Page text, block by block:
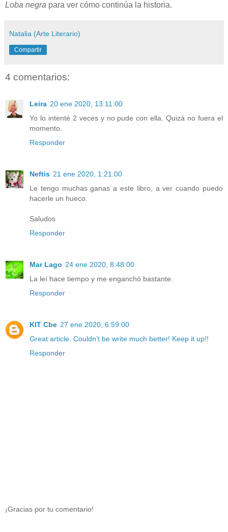
Loba negra para ver cómo continúa la historia.
Natalia (Arte Literario)
Compartir
4 comentarios:
Leira 20 ene 2020, 13:11:00
Yo lo intenté 2 veces y no pude con ella. Quizá no fuera el
momento.
Responder
Neftis 21 ene 2020, 1:21:00
Le tengo muchas ganas a este libro, a ver cuando puedo
hacerle un hueco.
Saludos
Responder
Mar Lago 24 ene 2020, 8:48:00
La leí hace tiempo y me enganchó bastante.
Responder
KIT Cbe 27 ene 2020, 6:59:00
Great article. Couldn’t be write much better! Keep it up!!
Responder
¡Gracias por tu comentario!